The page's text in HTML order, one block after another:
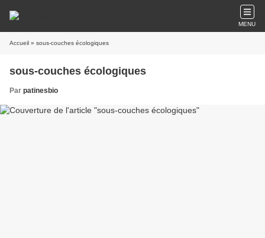
MENU
Accueil » sous-couches écologiques
sous-couches écologiques
Par patinesbio